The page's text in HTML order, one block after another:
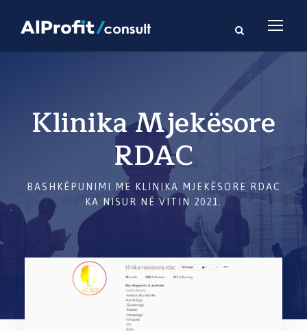
Klinika Mjekësore
RDAC
BASHKËPUNIMI ME KLINIKA MJEKËSORE RDAC
KA NISUR NË VITIN 2021.